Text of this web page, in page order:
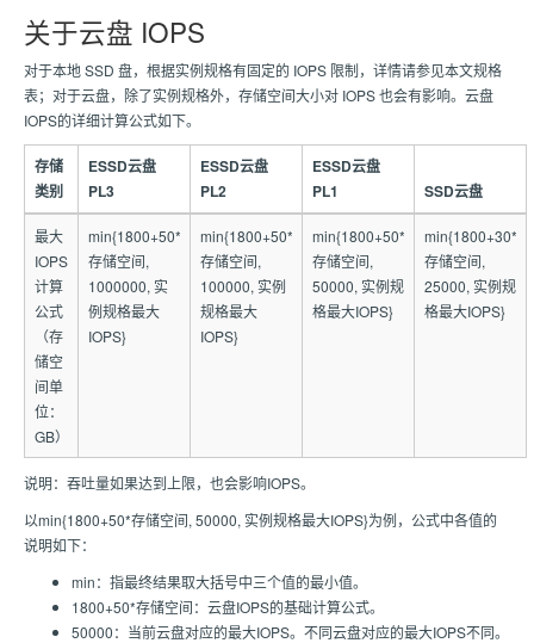
关于云盘 IOPS
对于本地 SSD 盘，根据实例规格有固定的 IOPS 限制，详情请参见本文规格
表；对于云盘，除了实例规格外，存储空间大小对 IOPS 也会有影响。云盘
IOPS的详细计算公式如下。
存储
类别
ESSD云盘
PL3
ESSD云盘
PL2
ESSD云盘
PL1
SSD云盘
最大
IOPS
计算
公式
（存
储空
间单
位：
GB）
min{1800+50*
存储空间,
1000000, 实
例规格最大
IOPS}
min{1800+50*
存储空间,
100000, 实例
规格最大
IOPS}
min{1800+50*
存储空间,
50000, 实例规
格最大IOPS}
min{1800+30*
存储空间,
25000, 实例规
格最大IOPS}
说明：吞吐量如果达到上限，也会影响IOPS。
以min{1800+50*存储空间, 50000, 实例规格最大IOPS}为例，公式中各值的
说明如下：
min：指最终结果取大括号中三个值的最小值。
1800+50*存储空间：云盘IOPS的基础计算公式。
50000：当前云盘对应的最大IOPS。不同云盘对应的最大IOPS不同。